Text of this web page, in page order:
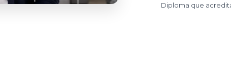
Diploma que